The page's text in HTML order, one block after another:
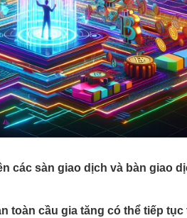
các sàn giao dịch và bàn giao
toàn cầu gia tăng có thể tiếp tục